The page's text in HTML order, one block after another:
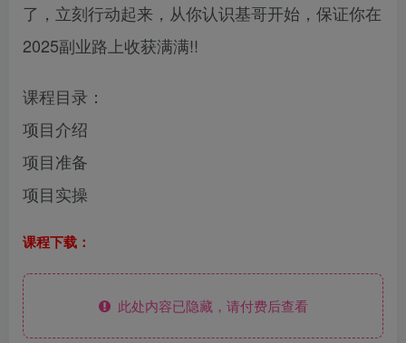
了，立刻行动起来，从你认识基哥开始，保证你在
2025副业路上收获满满!!
课程目录：
项目介绍
项目准备
项目实操
课程下载：
此处内容已隐藏，请付费后查看